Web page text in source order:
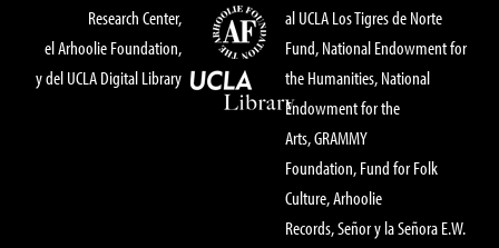
Research Center,
el Arhoolie Foundation,
y del UCLA Digital Library
al UCLA Los Tigres de Norte
Fund, National Endowment for
the Humanities, National
Endowment for the
Arts, GRAMMY
Foundation, Fund for Folk
Culture, Arhoolie
Records, Señor y la Señora E.W.